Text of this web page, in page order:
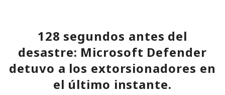
128 segundos antes del
desastre: Microsoft Defender
detuvo a los extorsionadores en
el último instante.